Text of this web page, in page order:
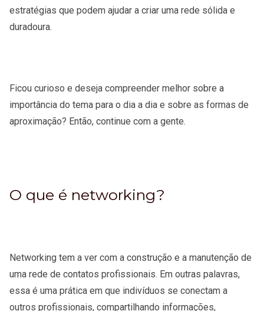
estratégias que podem ajudar a criar uma rede sólida e
duradoura.
Ficou curioso e deseja compreender melhor sobre a
importância do tema para o dia a dia e sobre as formas de
aproximação? Então, continue com a gente.
O que é networking?
Networking tem a ver com a construção e a manutenção de
uma rede de contatos profissionais. Em outras palavras,
essa é uma prática em que indivíduos se conectam a
outros profissionais, compartilhando informações,